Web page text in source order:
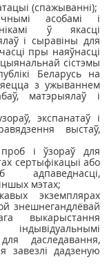
(спажыванні);
асобамі і
ў якасці
і сыравіны для
пры наяўнасці
сістэмы
Беларусь на
з ужываннем
матэрыялаў і
экспанатаў і
выстаў,
і ўзораў для
сертыфікацыі або
мэтах;
экземплярах
знешнегандлёвай
выкарыстання
даследавання,
завезлі дадзеную